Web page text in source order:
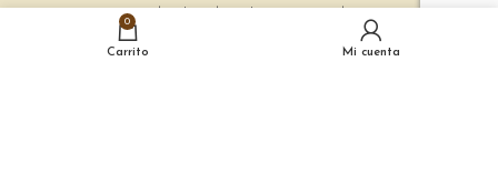
Todos los derechos reservados.
Sitio web creado por
Asistente B
0
Carrito Mi cuenta